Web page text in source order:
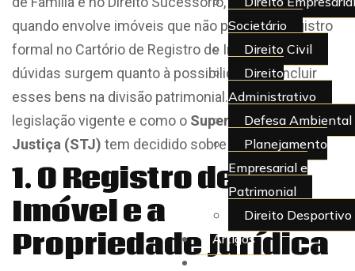
Societário
Direito Civil
Direito
Administrativo
Defesa Ambiental
Planejamento
Empresarial e
Patrimonial
Direito Desportivo
Artigos
Juridiquês
quando envolve imóveis que não possuem registro
formal no Cartório de Registro de Imóveis. Muitas
dúvidas surgem quanto à possibilidade de incluir
esses bens na divisão patrimonial. O que diz a
legislação vigente e como o Superior Tribunal de
Justiça (STJ) tem decidido sobre o assunto?
1. O Registro de
Imóvel e a
Propriedade Jurídica